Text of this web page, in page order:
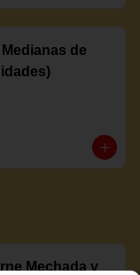
de
Mechada y